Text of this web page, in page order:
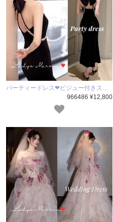
パーティードレス❤ビジュー付きス…
966486 ¥12,800